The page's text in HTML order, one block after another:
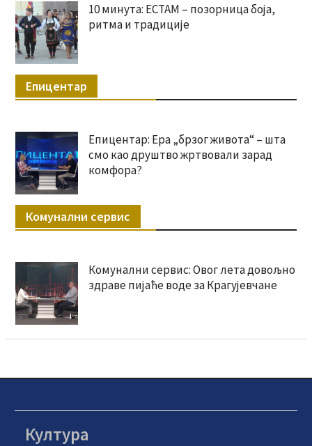
10 минута: ЕСТАМ – позорница боја,
ритма и традиције
Епицентар
Епицентар: Ера „брзог живота“ – шта
смо као друштво жртвовали зарад
комфора?
Комунални сервис
Комунални сервис: Овог лета довољно
здраве пијаће воде за Крагујевчане
Култура